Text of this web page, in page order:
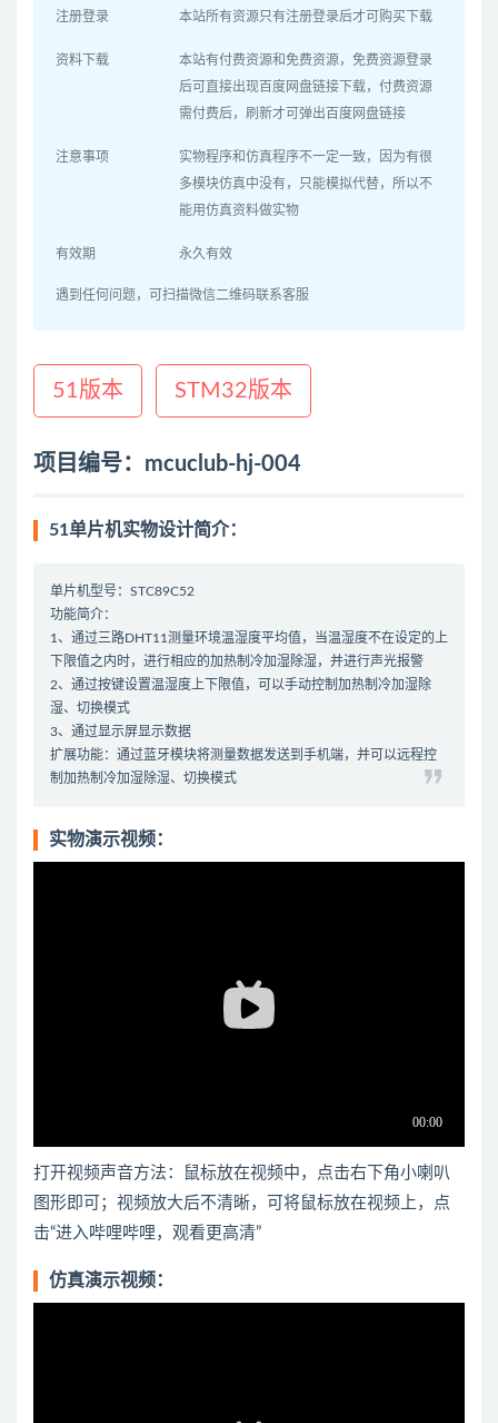
注册登录 本站所有资源只有注册登录后才可购买下载
资料下载
本站有付费资源和免费资源，免费资源登录
后可直接出现百度网盘链接下载，付费资源
需付费后，刷新才可弹出百度网盘链接
注意事项
实物程序和仿真程序不一定一致，因为有很
多模块仿真中没有，只能模拟代替，所以不
能用仿真资料做实物
有效期 永久有效
遇到任何问题，可扫描微信二维码联系客服
51版本 STM32版本
项目编号：mcuclub-hj-004
51单片机实物设计简介：
单片机型号：STC89C52
功能简介：
1、通过三路DHT11测量环境温湿度平均值，当温湿度不在设定的上
下限值之内时，进行相应的加热制冷加湿除湿，并进行声光报警
2、通过按键设置温湿度上下限值，可以手动控制加热制冷加湿除
湿、切换模式
3、通过显示屏显示数据
扩展功能：通过蓝牙模块将测量数据发送到手机端，并可以远程控
制加热制冷加湿除湿、切换模式
实物演示视频：
打开视频声音方法：鼠标放在视频中，点击右下角小喇叭
图形即可；视频放大后不清晰，可将鼠标放在视频上，点
击“进入哔哩哔哩，观看更高清”
仿真演示视频：